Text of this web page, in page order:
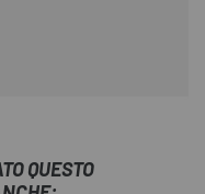
QUESTO